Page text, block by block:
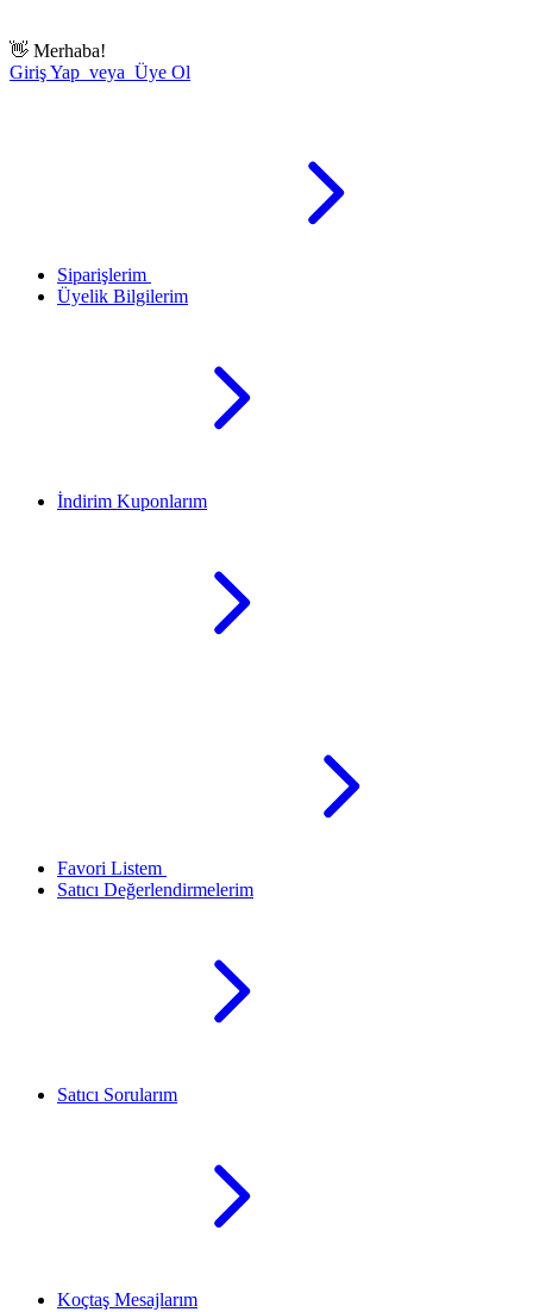
👋 Merhaba!
Giriş Yap veya Üye Ol
Siparişlerim
Üyelik Bilgilerim
İndirim Kuponlarım
Favori Listem
Satıcı Değerlendirmelerim
Satıcı Sorularım
Koçtaş Mesajlarım